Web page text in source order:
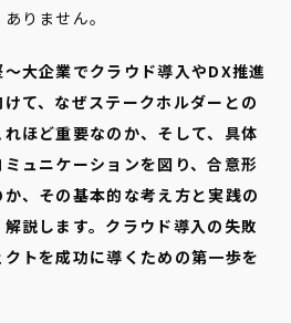
りません。
大企業でクラウド導入やDX推進
て、なぜステークホルダーとの
ほど重要なのか、そして、具体
ュニケーションを図り、合意形
、その基本的な考え方と実践の
説します。クラウド導入の失敗
トを成功に導くための第一歩を